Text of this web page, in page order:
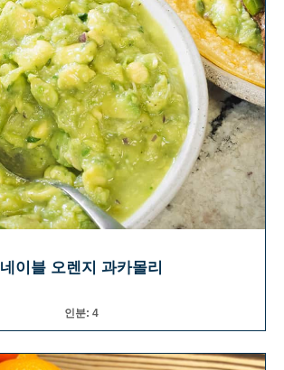
네이블 오렌지 과카몰리
인분: 4